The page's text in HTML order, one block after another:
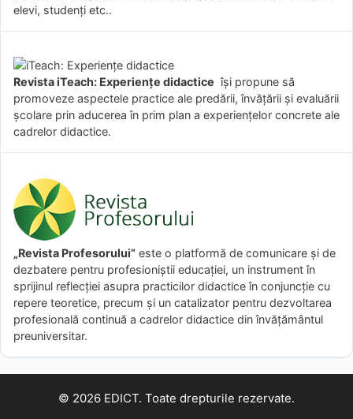
elevi, studenți etc..
Revista iTeach: Experienţe didactice îşi propune să
promoveze aspectele practice ale predării, învăţării şi evaluării
şcolare prin aducerea în prim plan a experienţelor concrete ale
cadrelor didactice.
„Revista Profesorului” este o platformă de comunicare și de
dezbatere pentru profesioniștii educației, un instrument în
sprijinul reflecției asupra practicilor didactice în conjuncție cu
repere teoretice, precum și un catalizator pentru dezvoltarea
profesională continuă a cadrelor didactice din învățământul
preuniversitar.
© 2026 EDICT. Toate drepturile rezervate.